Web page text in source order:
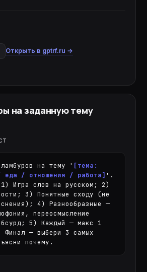
Открыть в gptrf.ru →
на заданную тему
на тему ' [тема:
еда / отношения / работа] '.
1) Игра слов на русском; 2)
3) Понятные сходу (не
4) Разнообразные —
переосмысление
5) Каждый — макс 1
Финал — выбери 3 самых
почему.